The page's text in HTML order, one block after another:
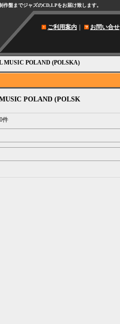
盤までジャズのCD,LPをお届け致します。
ご利用案内｜ お問い合せ
MUSIC POLAND (POLSKA)
POLAND (POLSK
0件